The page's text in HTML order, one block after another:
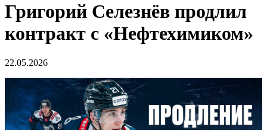
Григорий Селезнёв продлил
контракт с «Нефтехимиком»
22.05.2026